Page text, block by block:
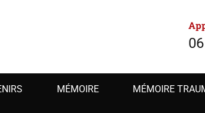
MÉMOIRE MÉMOIRE